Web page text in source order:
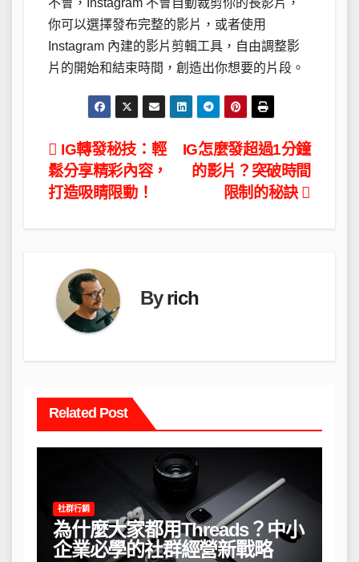
不會，Instagram 不會自動裁剪你的長影片，
你可以選擇發布完整的影片，或者使用
Instagram 內建的影片剪輯工具，自由調整影
片的開始和結束時間，創造出你想要的片段。
文
章
IG怎麼發超過1分鐘
的影片？突破時間
限制的秘訣
IG轉發秘技：輕
鬆分享精彩內容，
打造吸睛限動！
Byrich
Related Post
社群行銷
為什麼大家都用Threads？中小
企業必學的社群經營新戰略